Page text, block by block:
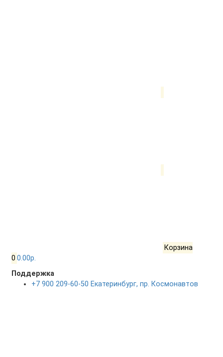
Корзина
0 0.00р.
Поддержка
+7 900 209-60-50 Екатеринбург, пр. Космонавтов